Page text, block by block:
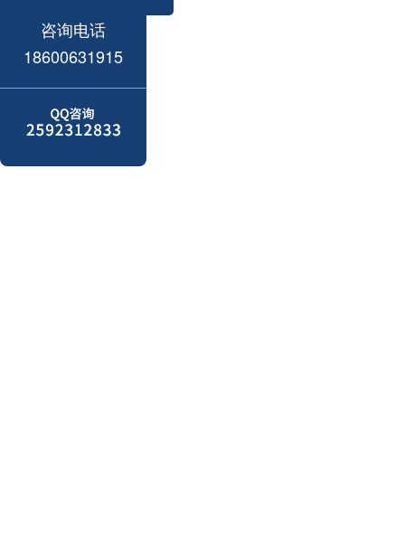
咨询电话
18600631915